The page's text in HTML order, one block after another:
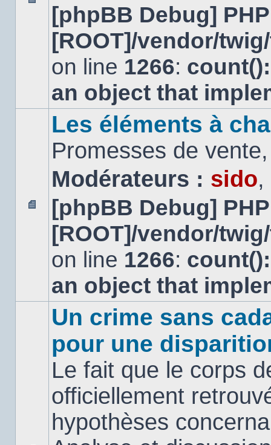
Aucun
message
non
[phpBB Debug]
[ROOT]/vendor/
on line 1266:
an object that
Aucun
message
non
Les éléments à
Promesses de
Modérateurs : sido,
[phpBB Debug]
[ROOT]/vendor/
on line 1266:
an object that
Un crime sans
pour une
Le fait que le corps
officiellement
hypothèses